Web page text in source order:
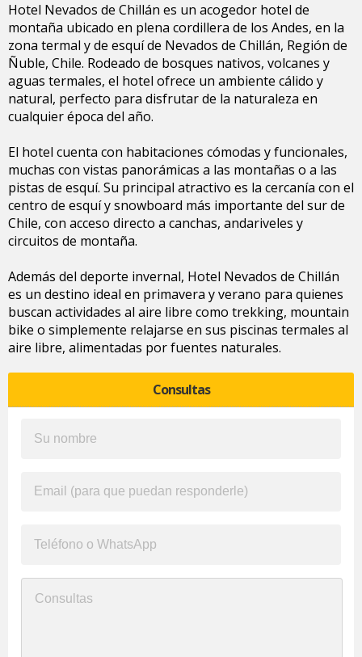
Hotel Nevados de Chillán es un acogedor hotel de
montaña ubicado en plena cordillera de los Andes, en la
zona termal y de esquí de Nevados de Chillán, Región de
Ñuble, Chile. Rodeado de bosques nativos, volcanes y
aguas termales, el hotel ofrece un ambiente cálido y
natural, perfecto para disfrutar de la naturaleza en
cualquier época del año.
El hotel cuenta con habitaciones cómodas y funcionales,
muchas con vistas panorámicas a las montañas o a las
pistas de esquí. Su principal atractivo es la cercanía con el
centro de esquí y snowboard más importante del sur de
Chile, con acceso directo a canchas, andariveles y
circuitos de montaña.
Además del deporte invernal, Hotel Nevados de Chillán
es un destino ideal en primavera y verano para quienes
buscan actividades al aire libre como trekking, mountain
bike o simplemente relajarse en sus piscinas termales al
aire libre, alimentadas por fuentes naturales.
Consultas